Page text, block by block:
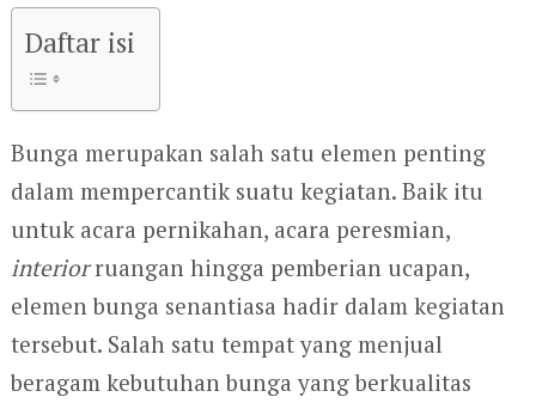
Daftar isi
Bunga merupakan salah satu elemen penting
dalam mempercantik suatu kegiatan. Baik itu
untuk acara pernikahan, acara peresmian,
interiorruangan hingga pemberian ucapan,
elemen bunga senantiasa hadir dalam kegiatan
tersebut. Salah satu tempat yang menjual
beragam kebutuhan bunga yang berkualitas